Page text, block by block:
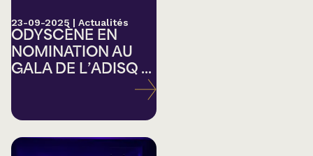
23-09-2025 | Actualités
ODYSCÈNE EN
NOMINATION AU
GALA DE L’ADISQ ...